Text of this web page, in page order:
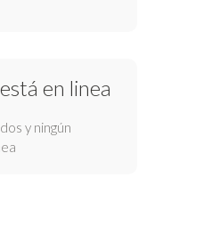
en linea
y ningún